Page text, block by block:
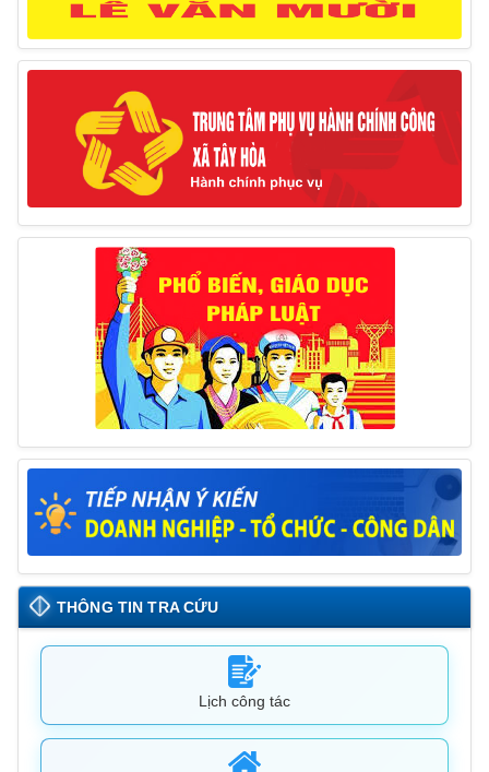
tịch UBND huyện và Phó Chủ tịch Hội đồng nhân dân
huyện (Từ ngày 10/3/2025 – 14/3/2025)
10/03/2025
Thông báo tổ chức thực hiện Cưỡng chế buộc thực
hiện biện pháp khắc phục hậu quả trong lĩnh vực đất đai
17/06/2025
Thông báo đăng ký tiếp công dân định kỳ đợt 01
tháng 6/2025 của Chủ tịch UBND huyện
26/05/2025
THÔNG TIN TRA CỨU
Lịch công tác